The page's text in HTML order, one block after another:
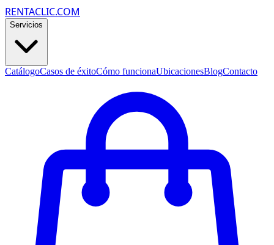
RENTACLIC.COM
Servicios
CatálogoCasos de éxitoCómo funcionaUbicacionesBlogContacto